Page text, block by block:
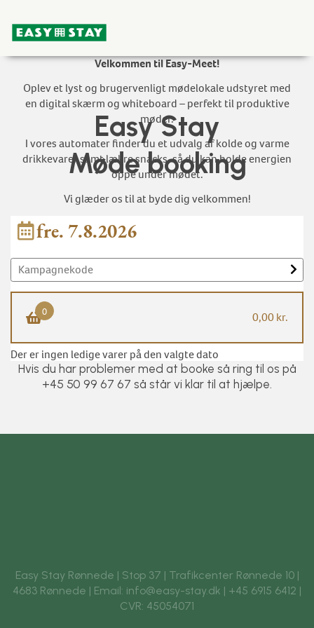
Easy Stay
Møde booking
Velkommen til Easy-Meet!
Oplev et lyst og brugervenligt mødelokale udstyret med
en digital skærm og whiteboard – perfekt til produktive
møder.
I vores automater finder du et udvalg af kolde og varme
drikkevarer samt lækre snacks, så du kan holde energien
oppe under mødet.
Vi glæder os til at byde dig velkommen!
fre. 7.8.2026
0 0,00 kr.
Der er ingen ledige varer på den valgte dato
Hvis du har problemer med at booke så ring til os på
+45 50 99 67 67 så står vi klar til at hjælpe.
Easy Stay Rønnede | Stop 37 | Trafikcenter Rønnede 10 |
4683 Rønnede | Email: info@easy-stay.dk | +45 6915 6412 |
CVR: 45054071